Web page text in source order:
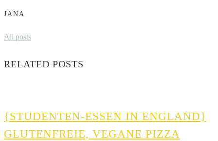
JANA
All posts
RELATED POSTS
{STUDENTEN-ESSEN IN ENGLAND}
GLUTENFREIE, VEGANE PIZZA